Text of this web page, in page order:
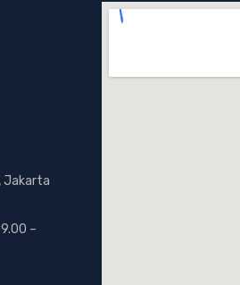
Jakarta
–